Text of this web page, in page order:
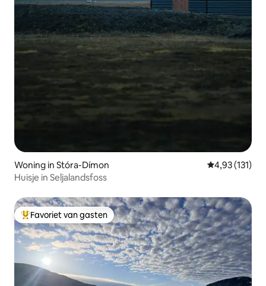
Woning in Stóra-Dímon Gemiddelde
4,93 (131)
Huisje in Seljalandsfoss
Topfavoriet van gasten
Favoriet van gasten